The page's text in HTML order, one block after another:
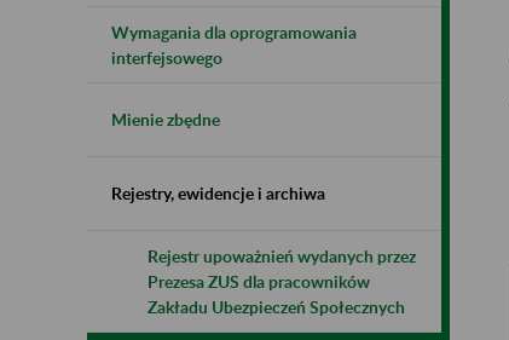
Wymagania dla oprogramowania
interfejsowego
Mienie zbędne
Rejestry, ewidencje i archiwa
Rejestr upoważnień wydanych przez
Prezesa ZUS dla pracowników
Zakładu Ubezpieczeń Społecznych